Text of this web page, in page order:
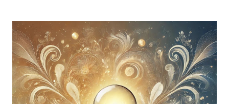
altamente focalizzati per colpire in modo selettivo le
lesioni cerebrali, senza danneggiare i tessuti sani
circostanti . Viene eseguito senza incisioni , in un’unica
seduta, e spesso non richiede nemmeno l’anestesia
generale . Dopo il trattamento, il paziente può tornare a